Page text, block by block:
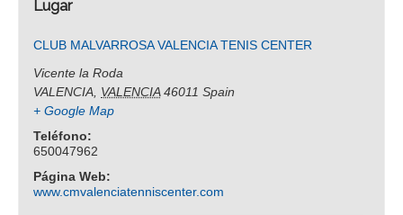
Lugar
CLUB MALVARROSA VALENCIA TENIS CENTER
Vicente la Roda
VALENCIA VALENCIA 46011 Spain
+ Google Map
Teléfono:
650047962
Página Web:
www.cmvalenciatenniscenter.com